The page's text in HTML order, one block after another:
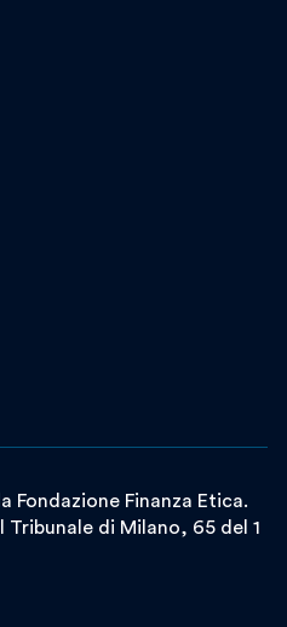
Fondazione Finanza Etica.
di Milano, 65 del 1